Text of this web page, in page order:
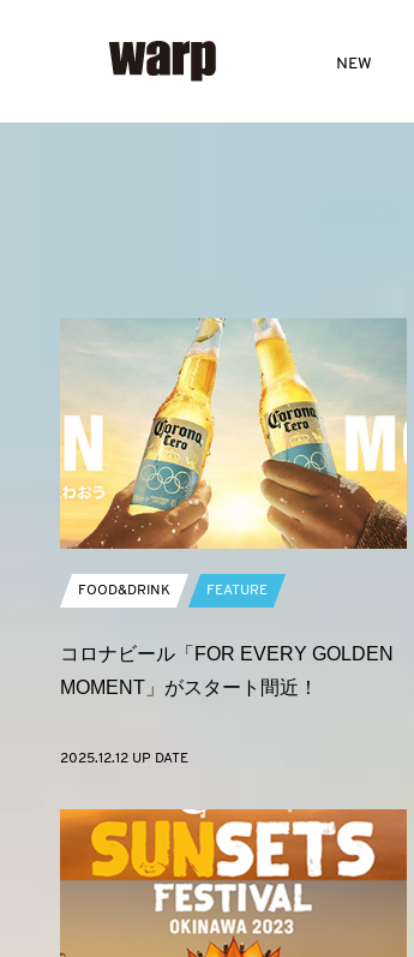
NEW
FOOD&DRINK FEATURE
コロナビール「FOR EVERY GOLDEN
MOMENT」がスタート間近！
2025.12.12 UP DATE